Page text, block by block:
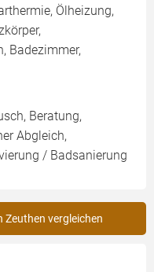
Ölheizung,
Badezimmer,
Beratung,
Abgleich,
/ Badsanierung
Zeuthen vergleichen